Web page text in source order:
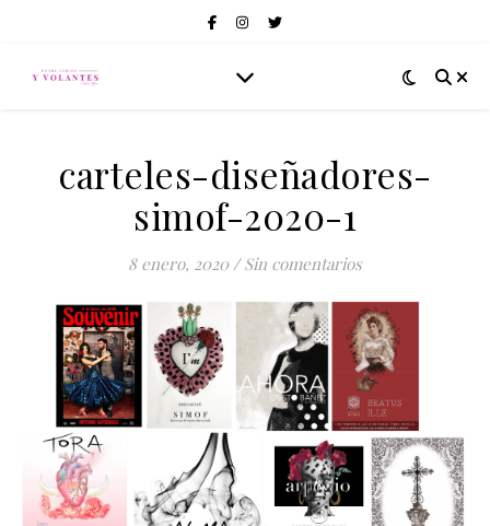
carteles-diseñadores-
simof-2020-1
8 enero, 2020 / Sin comentarios